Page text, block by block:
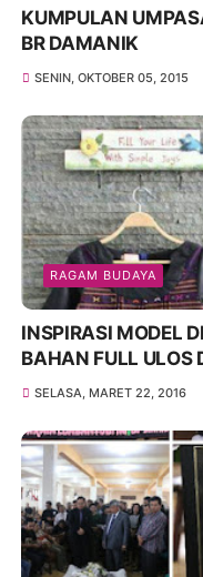
KUMPULAN
BR DAMANIK
SENIN, OKTOBER 05, 2015
RAGAM BUDAYA
INSPIRASI MODEL
BAHAN FULL ULOS
SELASA, MARET 22, 2016